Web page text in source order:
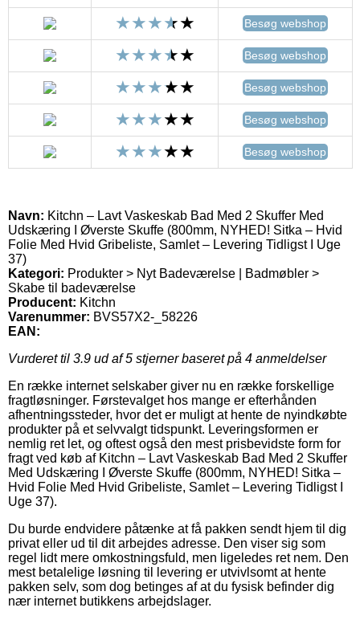
Besøg webshop
Besøg webshop
Besøg webshop
Besøg webshop
Besøg webshop
Navn: Kitchn – Lavt Vaskeskab Bad Med 2 Skuffer Med
Udskæring I Øverste Skuffe (800mm, NYHED! Sitka – Hvid
Folie Med Hvid Gribeliste, Samlet – Levering Tidligst I Uge
37)
Kategori: Produkter > Nyt Badeværelse | Badmøbler >
Skabe til badeværelse
Producent: Kitchn
Varenummer: BVS57X2-_58226
EAN:
Vurderet til 3.9 ud af 5 stjerner baseret på 4 anmeldelser
En række internet selskaber giver nu en række forskellige
fragtløsninger. Førstevalget hos mange er efterhånden
afhentningssteder, hvor det er muligt at hente de nyindkøbte
produkter på et selvvalgt tidspunkt. Leveringsformen er
nemlig ret let, og oftest også den mest prisbevidste form for
fragt ved køb af Kitchn – Lavt Vaskeskab Bad Med 2 Skuffer
Med Udskæring I Øverste Skuffe (800mm, NYHED! Sitka –
Hvid Folie Med Hvid Gribeliste, Samlet – Levering Tidligst I
Uge 37).
Du burde endvidere påtænke at få pakken sendt hjem til dig
privat eller ud til dit arbejdes adresse. Den viser sig som
regel lidt mere omkostningsfuld, men ligeledes ret nem. Den
mest betalelige løsning til levering er utvivlsomt at hente
pakken selv, som dog betinges af at du fysisk befinder dig
nær internet butikkens arbejdslager.